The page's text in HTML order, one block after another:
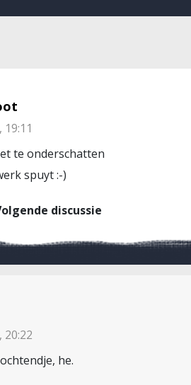
te onderschatten
spuyt :-)
discussie
20:22
he.